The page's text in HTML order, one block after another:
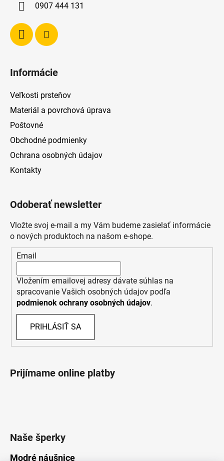
0907 444 131
Informácie
Veľkosti prsteňov
Materiál a povrchová úprava
Poštovné
Obchodné podmienky
Ochrana osobných údajov
Kontakty
Odoberať newsletter
Vložte svoj e-mail a my Vám budeme zasielať informácie
o nových produktoch na našom e-shope.
Email
Vložením emailovej adresy dávate súhlas na
spracovanie Vašich osobných údajov podľa
podmienok ochrany osobných údajov.
PRIHLÁSIŤ SA
Prijímame online platby
Naše šperky
Modré náušnice